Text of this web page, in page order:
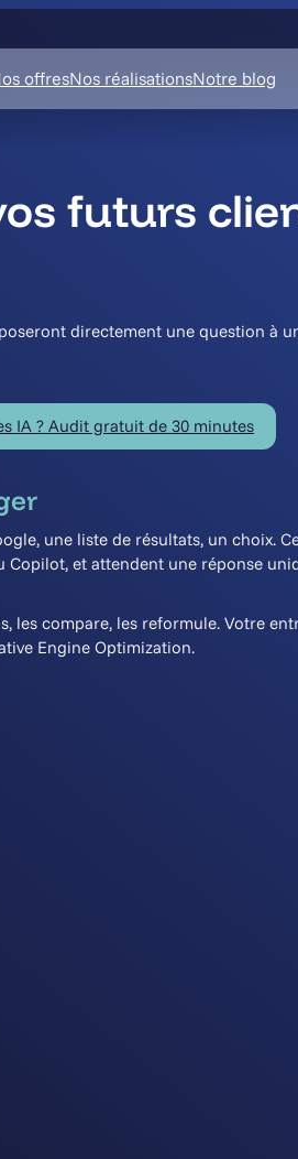
offresNos réalisationsNotre blog
futurs
directement une question à
IA ? Audit gratuit de 30 minutes
une liste de résultats, un choix.
Copilot, et attendent une réponse
les compare, les reformule. Votre
Engine Optimization.